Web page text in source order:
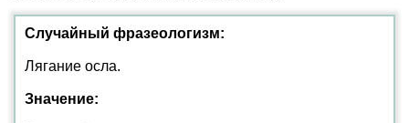
Случайный фразеологизм:
Лягание осла.
Значение: